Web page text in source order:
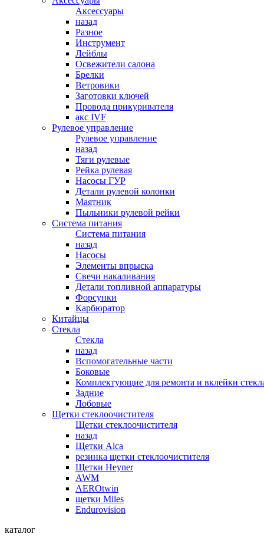
Аксессуары
назад
Разное
Инструмент
Лейблы
Освежители салона
Брелки
Ветровики
Заготовки ключей
Провода прикуривателя
акс IVF
Рулевое управление
Рулевое управление
назад
Тяги рулевые
Рейка рулевая
Насосы ГУР
Детали рулевой колонки
Маятник
Пыльники рулевой рейки
Система питания
Система питания
назад
Насосы
Элементы впрыска
Свечи накаливания
Детали топливной аппаратуры
Форсунки
Карбюратор
Китайцы
Стекла
Стекла
назад
Вспомогательные части
Боковые
Комплектующие для ремонта и вклейки
Задние
Лобовые
Щетки стеклоочистителя
Щетки стеклоочистителя
назад
Щетки Alca
резинка щетки стеклоочистителя
Щетки Heyner
AWM
AEROtwin
щетки Miles
Endurovision
каталог